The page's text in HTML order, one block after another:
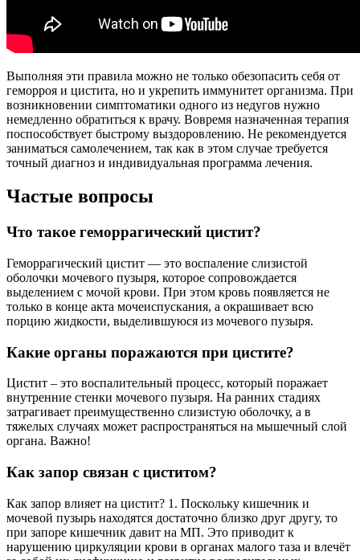
Выполняя эти правила можно не только обезопасить себя от
геморроя и цистита, но и укрепить иммунитет организма. При
возникновении симптоматики одного из недугов нужно
немедленно обратиться к врачу. Вовремя назначенная терапия
поспособствует быстрому выздоровлению. Не рекомендуется
заниматься самолечением, так как в этом случае требуется
точный диагноз и индивидуальная программа лечения.
Частые вопросы
Что такое геморрагический цистит?
Геморрагический цистит — это воспаление слизистой
оболочки мочевого пузыря, которое сопровождается
выделением с мочой крови. При этом кровь появляется не
только в конце акта мочеиспускания, а окрашивает всю
порцию жидкости, выделившуюся из мочевого пузыря.
Какие органы поражаются при цистите?
Цистит – это воспалительный процесс, который поражает
внутренние стенки мочевого пузыря. На ранних стадиях
затрагивает преимущественно слизистую оболочку, а в
тяжелых случаях может распространяться на мышечный слой
органа. Важно!
Как запор связан с циститом?
Как запор влияет на цистит? 1. Поскольку кишечник и
мочевой пузырь находятся достаточно близко друг другу, то
при запоре кишечник давит на МП. Это приводит к
нарушению циркуляции крови в органах малого таза и влечёт